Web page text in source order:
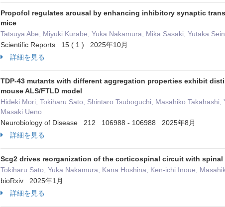
Propofol regulates arousal by enhancing inhibitory synaptic
mice
Tatsuya Abe, Miyuki Kurabe, Yuka Nakamura, Mika Sasaki, Yutaka
Scientific Reports 15 ( 1 ) 2025年10月
詳細を見る
TDP-43 mutants with different aggregation properties exhibit
mouse ALS/FTLD model
Hideki Mori, Tokiharu Sato, Shintaro Tsuboguchi, Masahiko
Masaki Ueno
Neurobiology of Disease 212 106988 - 106988 2025年8月
詳細を見る
Scg2 drives reorganization of the corticospinal circuit with
Tokiharu Sato, Yuka Nakamura, Kana Hoshina, Ken-ichi Inoue,
bioRxiv 2025年1月
詳細を見る